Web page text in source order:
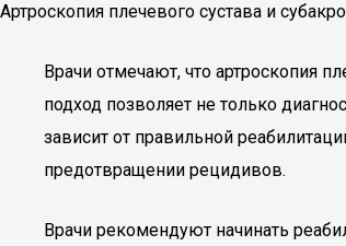
Артроскопия плечевого сустава и
Врачи отмечают, что артроскопия
подход позволяет не только
зависит от правильной
предотвращении рецидивов.
Врачи рекомендуют начинать